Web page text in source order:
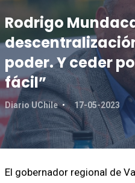
Rodrigo
poder. Y ceder
fácil”
Diario UChile 17-05-2023
El gobernador regional de